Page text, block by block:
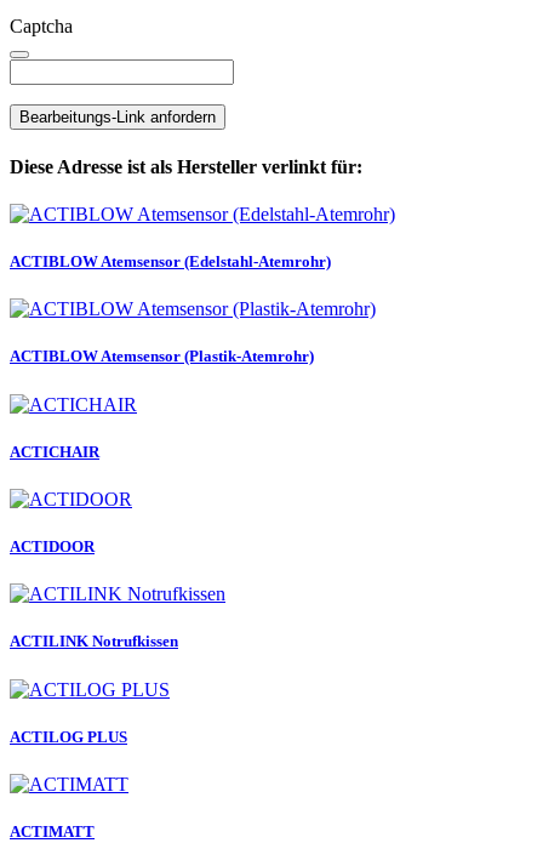
Captcha
Bearbeitungs-Link anfordern
Diese Adresse ist als Hersteller verlinkt für:
ACTIBLOW Atemsensor (Edelstahl-Atemrohr)
ACTIBLOW Atemsensor (Plastik-Atemrohr)
ACTICHAIR
ACTIDOOR
ACTILINK Notrufkissen
ACTILOG PLUS
ACTIMATT